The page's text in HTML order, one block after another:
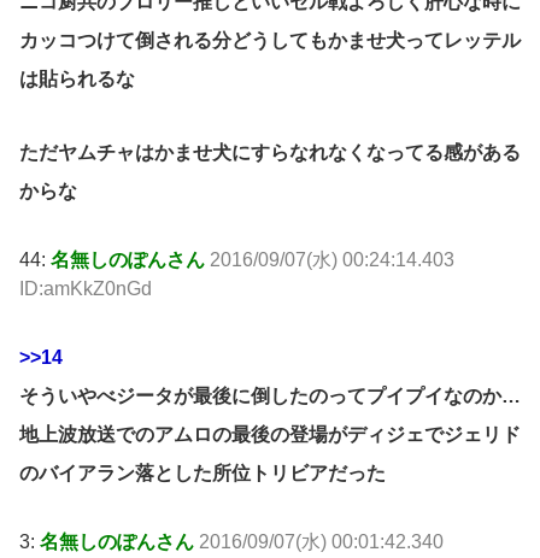
カッコつけて倒される分どうしてもかませ犬ってレッテル
は貼られるな
ただヤムチャはかませ犬にすらなれなくなってる感がある
からな
44: 名無しのぽんさん 2016/09/07(水) 00:24:14.403
ID:amKkZ0nGd
>>14
そういやべジータが最後に倒したのってプイプイなのか…
地上波放送でのアムロの最後の登場がディジェでジェリド
のバイアラン落とした所位トリビアだった
3: 名無しのぽんさん 2016/09/07(水) 00:01:42.340